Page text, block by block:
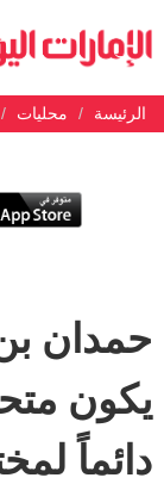
الرئيسة محليات
حمدان
يكون
دائماً